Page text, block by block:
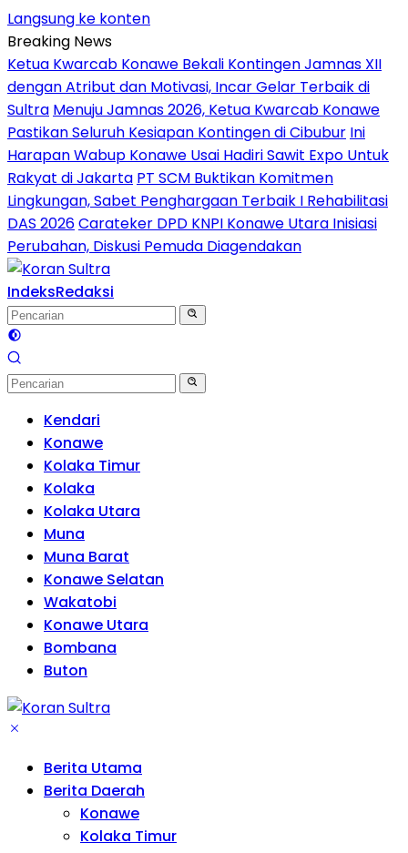
Langsung ke konten
Breaking News
Ketua Kwarcab Konawe Bekali Kontingen Jamnas XII
dengan Atribut dan Motivasi, Incar Gelar Terbaik di
Sultra Menuju Jamnas 2026, Ketua Kwarcab Konawe
Pastikan Seluruh Kesiapan Kontingen di Cibubur Ini
Harapan Wabup Konawe Usai Hadiri Sawit Expo Untuk
Rakyat di Jakarta PT SCM Buktikan Komitmen
Lingkungan, Sabet Penghargaan Terbaik I Rehabilitasi
DAS 2026Carateker DPD KNPI Konawe Utara Inisiasi
Perubahan, Diskusi Pemuda Diagendakan
IndeksRedaksi
Kendari
Konawe
Kolaka Timur
Kolaka
Kolaka Utara
Muna
Muna Barat
Konawe Selatan
Wakatobi
Konawe Utara
Bombana
Buton
Berita Utama
Berita Daerah
Konawe
Kolaka Timur